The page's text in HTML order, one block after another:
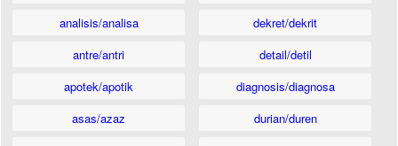
analisis/analisa
antre/antri
apotek/apotik
asas/azaz
dekret/dekrit
detail/detil
diagnosis/diagnosa
durian/duren